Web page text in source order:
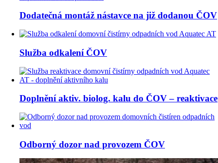
Dodatečná montáž nástavce na již dodanou ČOV
Služba odkalení ČOV
Doplnění aktiv. biolog. kalu do ČOV – reaktivace
Odborný dozor nad provozem ČOV